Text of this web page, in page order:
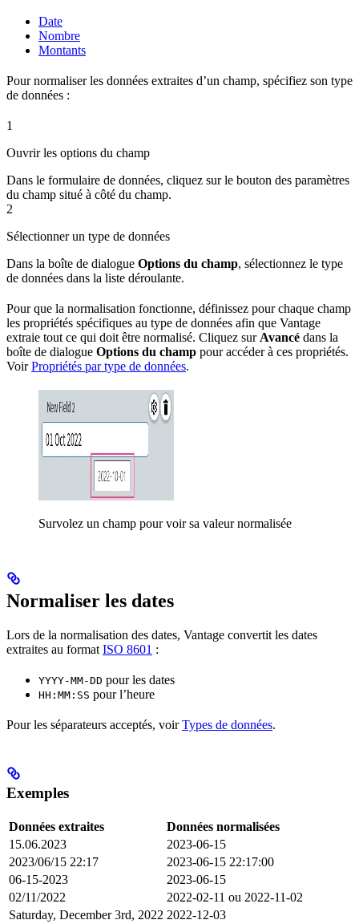
Date
Nombre
Montants
Pour normaliser les données extraites d’un champ, spécifiez son type
de données :
1
Ouvrir les options du champ
Dans le formulaire de données, cliquez sur le bouton des paramètres
du champ situé à côté du champ.
2
Sélectionner un type de données
Dans la boîte de dialogue Options du champ, sélectionnez le type
de données dans la liste déroulante.
Pour que la normalisation fonctionne, définissez pour chaque champ
les propriétés spécifiques au type de données afin que Vantage
extraie tout ce qui doit être normalisé. Cliquez sur Avancé dans la
boîte de dialogue Options du champ pour accéder à ces propriétés.
VoirPropriétés par type de données.
Survolez un champ pour voir sa valeur normalisée
Normaliser les dates
Lors de la normalisation des dates, Vantage convertit les dates
extraites au format ISO 8601 :
YYYY-MM-DD pour les dates
HH:MM:SS pour l’heure
Pour les séparateurs acceptés, voirTypes de données.
Exemples
Données extraites
Données normalisées
15.06.2023
2023-06-15
2023/06/15 22:17
2023-06-15 22:17:00
06-15-2023
2023-06-15
02/11/2022
2022-02-11 ou 2022-11-02
Saturday, December 3rd, 2022 2022-12-03